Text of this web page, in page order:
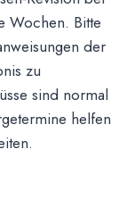
Wochen. Bitte
der
zu
sind normal
helfen